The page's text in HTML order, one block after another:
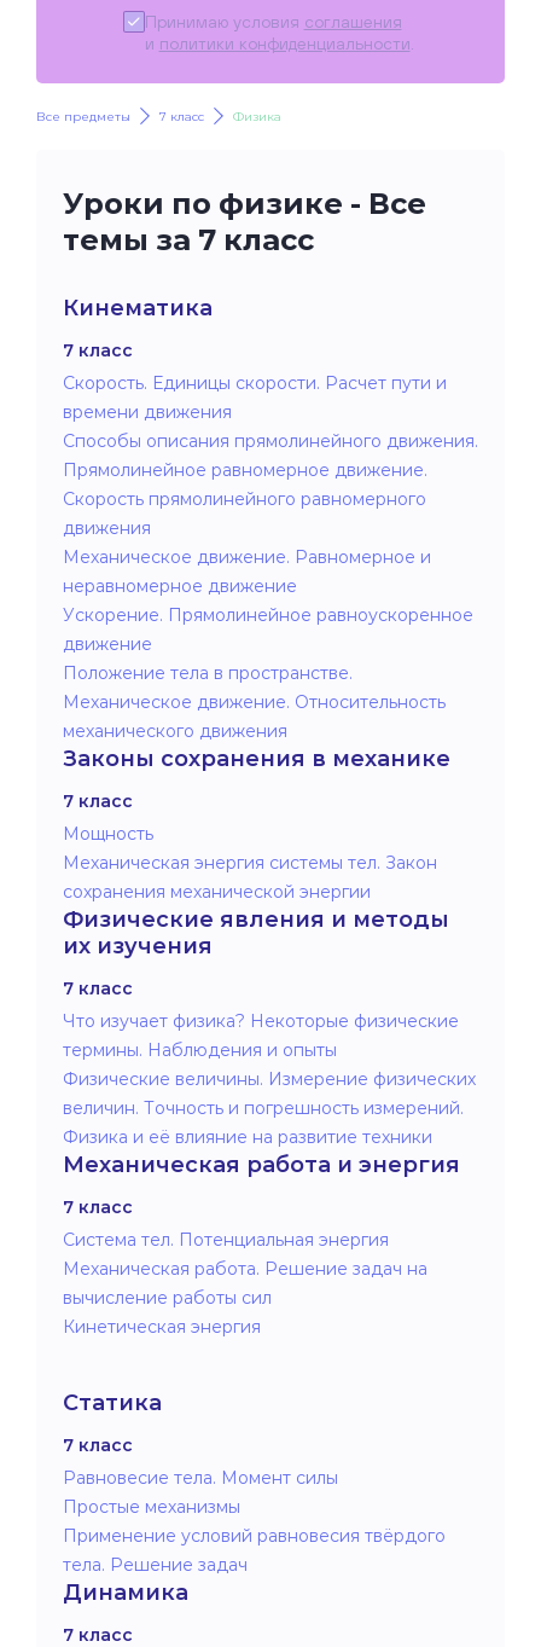
Принимаю условия соглашения
и политики конфиденциальности
Все предметы 7 класс Физика
Уроки по физике - Все
темы за 7 класс
Кинематика
7 класс
Скорость. Единицы скорости. Расчет пути и
времени движения
Способы описания прямолинейного движения.
Прямолинейное равномерное движение.
Скорость прямолинейного равномерного
движения
Механическое движение. Равномерное и
неравномерное движение
Ускорение. Прямолинейное равноускоренное
движение
Положение тела в пространстве.
Механическое движение. Относительность
механического движения
Законы сохранения в механике
7 класс
Мощность
Механическая энергия системы тел. Закон
сохранения механической энергии
Физические явления и методы
их изучения
7 класс
Что изучает физика? Некоторые физические
термины. Наблюдения и опыты
Физические величины. Измерение физических
величин. Точность и погрешность измерений.
Физика и её влияние на развитие техники
Механическая работа и энергия
7 класс
Система тел. Потенциальная энергия
Механическая работа. Решение задач на
вычисление работы сил
Кинетическая энергия
Статика
7 класс
Равновесие тела. Момент силы
Простые механизмы
Применение условий равновесия твёрдого
тела. Решение задач
Динамика
7 класс